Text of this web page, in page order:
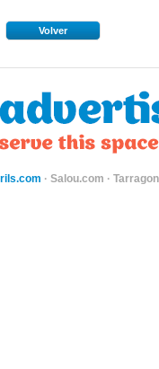
Volver
· Salou.com ·